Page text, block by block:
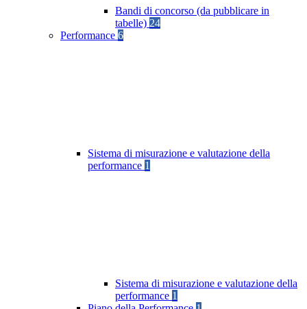
Bandi di concorso (da pubblicare in
tabelle) 24
Performance 6
Sistema di misurazione e valutazione della
performance 1
Sistema di misurazione e valutazione della
performance 1